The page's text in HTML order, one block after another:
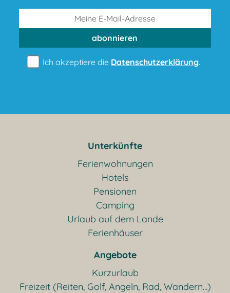
abonnieren
Ich akzeptiere die Datenschutzerklärung.
Unterkünfte
Ferienwohnungen
Hotels
Pensionen
Camping
Urlaub auf dem Lande
Ferienhäuser
Angebote
Kurzurlaub
Freizeit (Reiten, Golf, Angeln, Rad, Wandern...)